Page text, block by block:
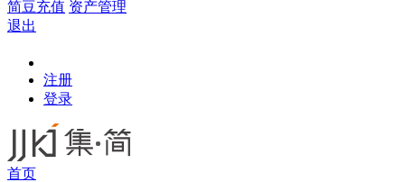
简豆充值 资产管理
退出
注册
登录
首页